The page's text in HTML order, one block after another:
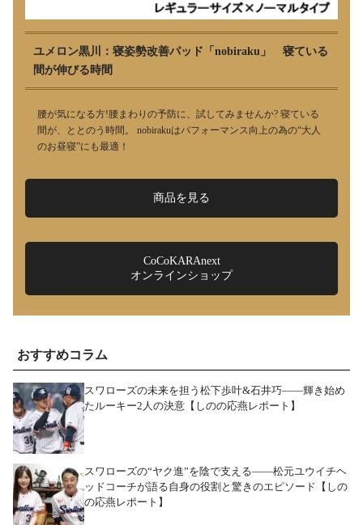
ユメロン黒川：寝姿勢改善パッド「nobiraku」 寝ている
間が伸びる時間
腰が気になる方!腰まわりの予防に、試してみませんか? 寝ている
間が、ととのう時間。 nobirakuはパフォーマンス向上の為の“大人
のお昼寝”にも最適！
商品を見る
CoCoKARAnext
オンラインショップ
おすすめコラム
スワローズの未来を担う松下歩叶&石井巧――輝き始め
たルーキー2人の決意【しのの応燕レポート】
スワローズの“ヤク進”を陰で支える――松元ユウイチヘ
ッドコーチが語る自身の役割と驚きのエピソード【しの
の応燕レポート】